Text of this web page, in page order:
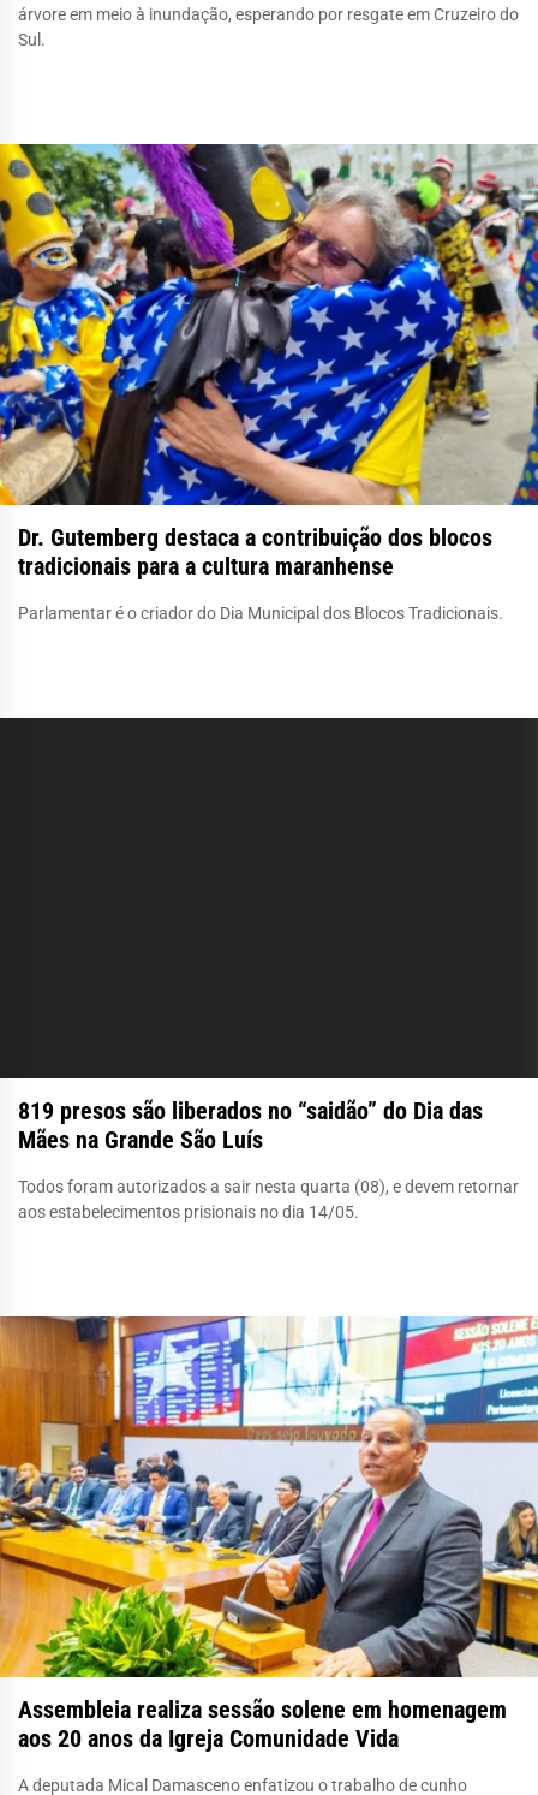
árvore em meio à inundação, esperando por resgate em Cruzeiro do
Sul.
Dr. Gutemberg destaca a contribuição dos blocos
tradicionais para a cultura maranhense
Parlamentar é o criador do Dia Municipal dos Blocos Tradicionais.
819 presos são liberados no “saidão” do Dia das
Mães na Grande São Luís
Todos foram autorizados a sair nesta quarta (08), e devem retornar
aos estabelecimentos prisionais no dia 14/05.
Assembleia realiza sessão solene em homenagem
aos 20 anos da Igreja Comunidade Vida
A deputada Mical Damasceno enfatizou o trabalho de cunho